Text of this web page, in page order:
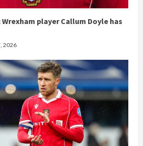
Wrexham player ⁠⁠Callum Doyle has
2026